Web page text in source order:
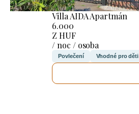
Villa AIDA Apartmán
6.000
Z HUF
/ noc / osoba
Povlečení Vhodné pro děti